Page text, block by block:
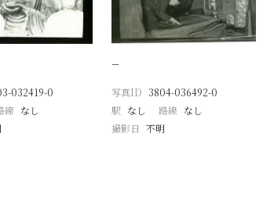
032419-0
線 なし
−
写真ID 3804-036492-0
駅 なし 路線 なし
撮影日 不明